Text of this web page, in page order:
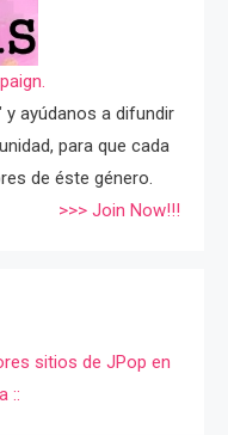
y ayúdanos a difundir
para que cada
de éste género.
>>> Join Now!!!